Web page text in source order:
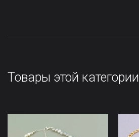
Товары этой категории